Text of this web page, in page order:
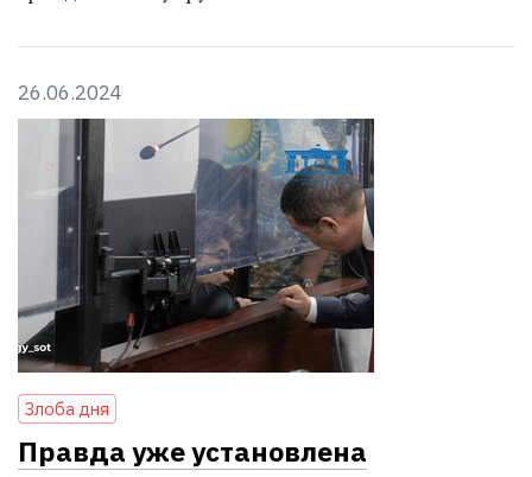
26.06.2024
Злоба дня
Правда уже установлена